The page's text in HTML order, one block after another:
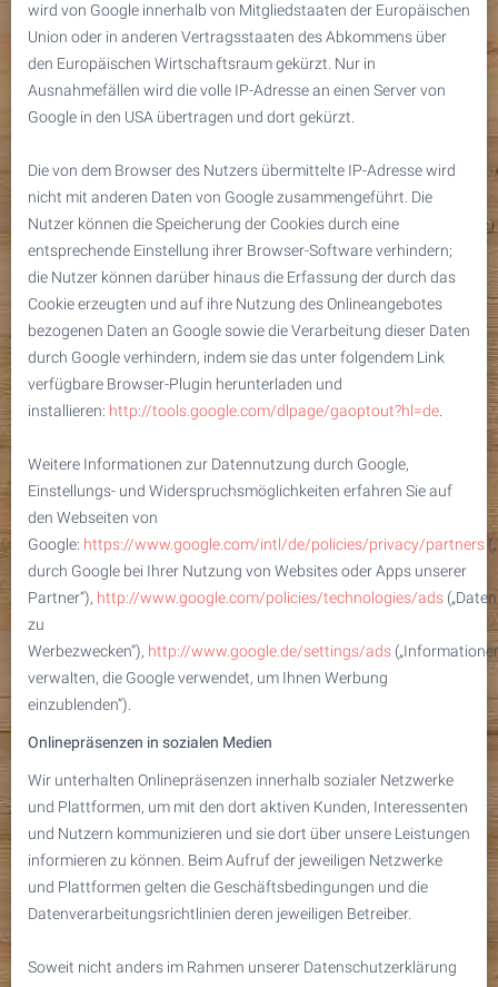
wird von Google innerhalb von Mitgliedstaaten der Europäischen
Union oder in anderen Vertragsstaaten des Abkommens über
den Europäischen Wirtschaftsraum gekürzt. Nur in
Ausnahmefällen wird die volle IP-Adresse an einen Server von
Google in den USA übertragen und dort gekürzt.
Die von dem Browser des Nutzers übermittelte IP-Adresse wird
nicht mit anderen Daten von Google zusammengeführt. Die
Nutzer können die Speicherung der Cookies durch eine
entsprechende Einstellung ihrer Browser-Software verhindern;
die Nutzer können darüber hinaus die Erfassung der durch das
Cookie erzeugten und auf ihre Nutzung des Onlineangebotes
bezogenen Daten an Google sowie die Verarbeitung dieser Daten
durch Google verhindern, indem sie das unter folgendem Link
verfügbare Browser-Plugin herunterladen und
installieren: http://tools.google.com/dlpage/gaoptout?hl=de
Weitere Informationen zur Datennutzung durch Google,
Einstellungs- und Widerspruchsmöglichkeiten erfahren Sie auf
den Webseiten von
Google: https://www.google.com/intl/de/policies/privacy/partners
durch Google bei Ihrer Nutzung von Websites oder Apps unserer
Partner“), http://www.google.com/policies/technologies/ads
zu
Werbezwecken“), http://www.google.de/settings/ads
verwalten, die Google verwendet, um Ihnen Werbung
einzublenden“).
Onlinepräsenzen in sozialen Medien
Wir unterhalten Onlinepräsenzen innerhalb sozialer Netzwerke
und Plattformen, um mit den dort aktiven Kunden, Interessenten
und Nutzern kommunizieren und sie dort über unsere Leistungen
informieren zu können. Beim Aufruf der jeweiligen Netzwerke
und Plattformen gelten die Geschäftsbedingungen und die
Datenverarbeitungsrichtlinien deren jeweiligen Betreiber.
Soweit nicht anders im Rahmen unserer Datenschutzerklärung